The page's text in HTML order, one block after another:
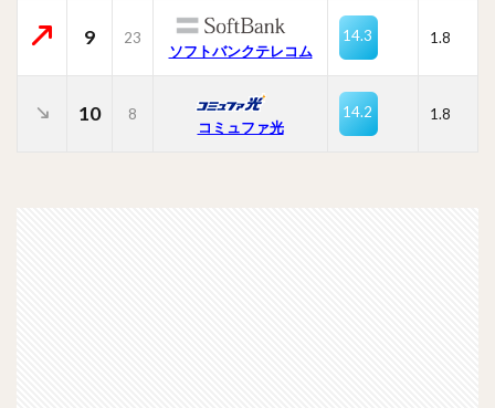
9 23
ソフトバンクテレコム
14.3 1.8
10 8
コミュファ光
14.2 1.8